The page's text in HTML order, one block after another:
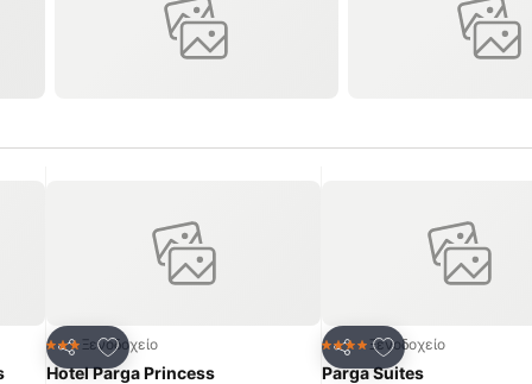
Κοινοποίηση
Προσθήκη στα αγαπημένα
3 ΑστέριαΞενοδοχείο
Hotel Parga Princess
Κοινοποίηση
Προσθήκη στα
4 ΑστέριαΞενοδοχείο
Parga Suites